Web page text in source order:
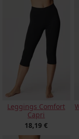
Leggings Comfort
Capri
18,19 €